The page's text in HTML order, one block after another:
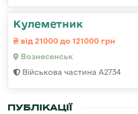
Кулеметник
від 21000 до 121000 грн
Вознесенськ
Військова частина А2734
ПУБЛІКАЦІЇ